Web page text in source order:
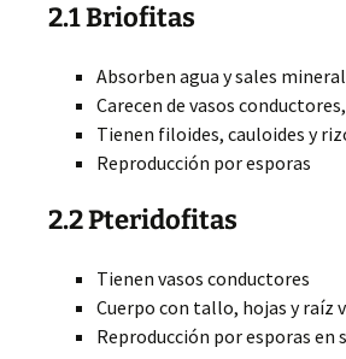
2.1 Briofitas
Absorben agua y sales
Carecen de vasos
Tienen filoides, cauloides y
Reproducción por esporas
2.2 Pteridofitas
Tienen vasos conductores
Cuerpo con tallo, hojas y raíz
Reproducción por esporas en